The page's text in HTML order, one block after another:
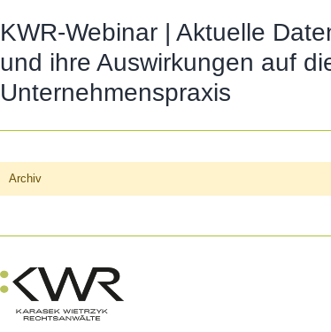
KWR-Webinar | Aktuelle
und ihre Auswirkungen auf
Unternehmenspraxis
Archiv